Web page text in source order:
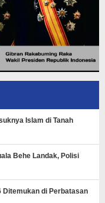
Islam di Tanah
Behe Landak, Polisi
Ditemukan di Perbatasan